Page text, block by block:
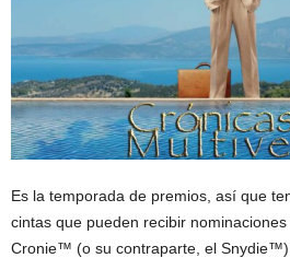
Es la temporada de premios, así que
cintas que pueden recibir
Cronie™ (o su contraparte, el